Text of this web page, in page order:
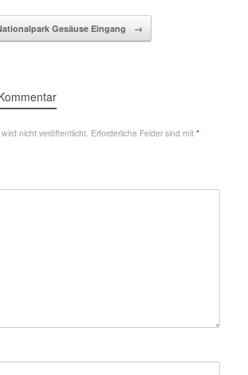
Gesäuse Eingang →
nicht veröffentlicht. Erforderliche Felder sind mit *